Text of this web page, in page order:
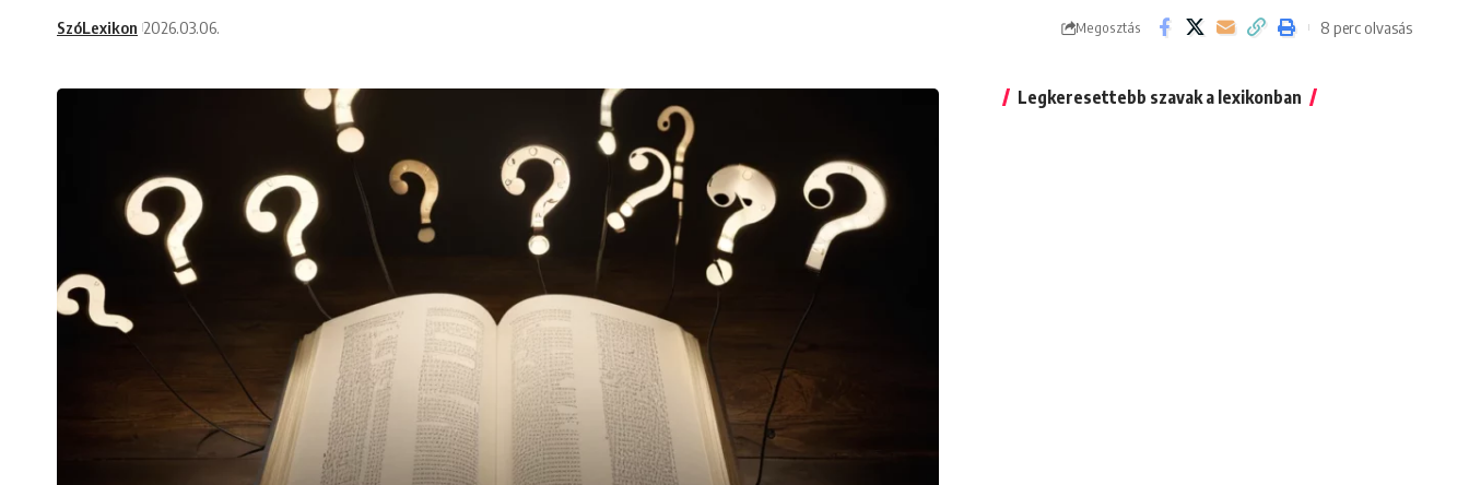
SzóLexikon 2026.03.06. Megosztás 8 perc olvasás
Legkeresettebb szavak a lexikonban